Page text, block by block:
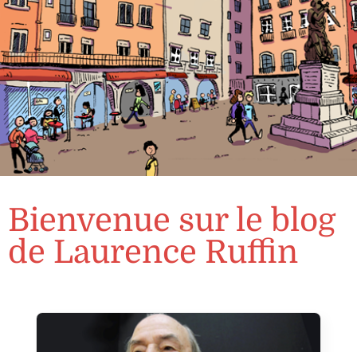
Bienvenue sur le blog
de Laurence Ruffin